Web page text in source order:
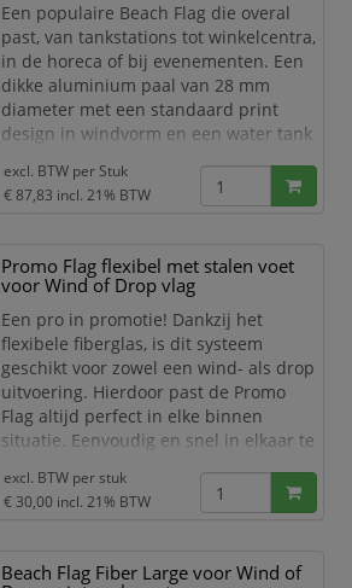
Standaard print desi
Een populaire Beach Flag die overal
past, van tankstations tot winkelcentra,
in de horeca of bij evenementen. Een
dikke aluminium paal van 28 mm
diameter met een standaard print
design in windvorm en een water tank
jouw gelegenheid. Een mooie vlag voor
jouw binnen- en buitenreclame.
print "Take Away" en water tank
voet
Meest populaire Beach Flag
Standaard print desi
excl. BTW per Stuk
€ 87,83 incl. 21% BTW
Promo Flag flexibel met stalen voet
voor Wind of Drop vlag
Een pro in promotie! Dankzij het
flexibele fiberglas, is dit systeem
geschikt voor zowel een wind- als drop
uitvoering. Hierdoor past de Promo
Flag altijd perfect in elke binnen
situatie. Eenvoudig en snel in elkaar te
zwarte staalplaat met rotator.
De promo oplossing voor iedere
of bij indoor evenementen.
excl. BTW perstuk
€ 30,00 incl. 21% BTW
Beach Flag Fiber Large voor Wind of